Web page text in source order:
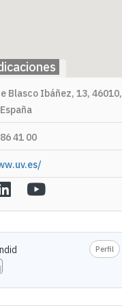
Blasco Ibáñez, 13, 46010,
41 00
Perfil